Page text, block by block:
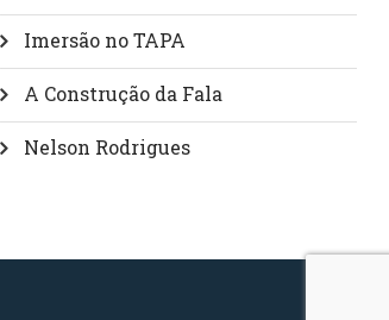
Imersão no TAPA
A Construção da Fala
Nelson Rodrigues